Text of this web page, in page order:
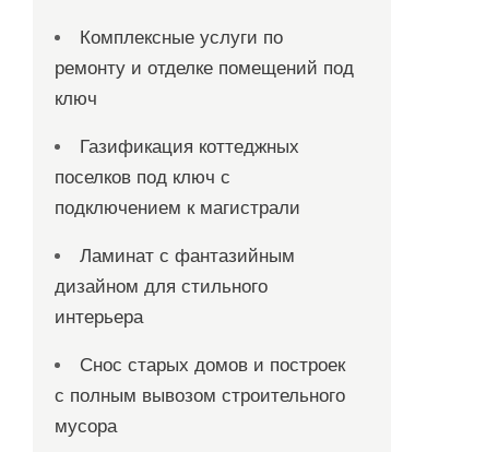
Комплексные услуги по
ремонту и отделке помещений под
ключ
Газификация коттеджных
поселков под ключ с
подключением к магистрали
Ламинат с фантазийным
дизайном для стильного
интерьера
Снос старых домов и построек
с полным вывозом строительного
мусора